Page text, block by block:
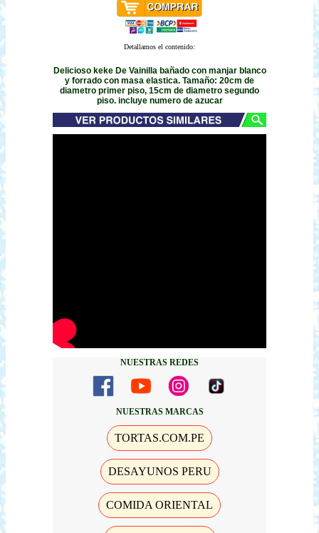
Detallamos el contenido:
Delicioso keke De Vainilla bañado con manjar blanco
y forrado con masa elastica. Tamaño: 20cm de
diametro primer piso, 15cm de diametro segundo
piso. incluye numero de azucar
NUESTRAS REDES
NUESTRAS MARCAS
TORTAS.COM.PE
DESAYUNOS PERU
COMIDA ORIENTAL